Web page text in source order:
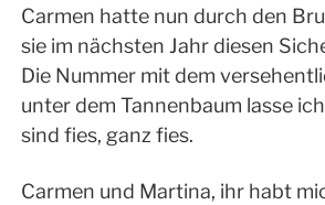
Carmen hatte nun durch den
sie im nächsten Jahr diesen
Die Nummer mit dem
unter dem Tannenbaum lasse
sind fies, ganz fies.
Carmen und Martina, ihr habt